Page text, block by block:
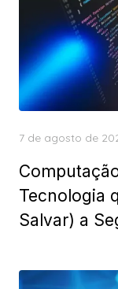
Posted
7 de agosto de
Tecnologia
Salvar) a